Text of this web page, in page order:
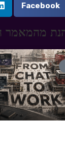
Facebook
מהמאמר